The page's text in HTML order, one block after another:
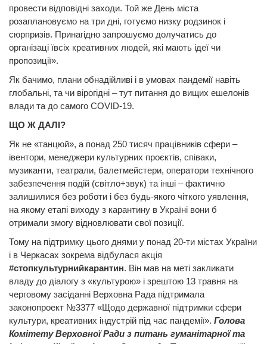
провести відповідні заходи. Той же День міста
розаплановуємо на три дні, готуємо низку родзинок і
сюрпризів. Принагідно запрошуємо долучатись до
організаці ївсіх креативних людей, які мають ідеї чи
пропозиції».
Як бачимо, плани обнадійливі і в умовах пандемії навіть
глобальні, та чи вірогідні – тут питання до вищих ешелонів
влади та до самого COVID-19.
ЩО Ж ДАЛІ?
Як не «танцюй», а понад 250 тисяч працівників сфери –
івентори, менеджери культурних проєктів, співаки,
музиканти, театрали, балетмейстери, оператори технічного
забезпечення подій (світло+звук) та інші – фактично
залишилися без роботи і без будь-якого чіткого уявлення,
на якому етапі виходу з карантину в Україні вони б
отримали змогу відновлювати свої позиції.
Тому на підтримку цього днями у понад 20-ти містах України
і в Черкасах зокрема відбулася акція
#стопкультурнийкарантин. Він мав на меті закликати
владу до діалогу з «культурою» і зрештою 13 травня на
черговому засіданні Верховна Рада підтримала
законопроект №3377 «Щодо державної підтримки сфери
культури, креативних індустрій під час пандемії». Голова
Комітету Верховної Ради з питань гуманітарної та